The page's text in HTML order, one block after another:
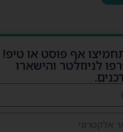
אף פוסט או טיפ!
לניוזלטר והישארו